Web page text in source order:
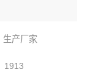
生产厂家
1913